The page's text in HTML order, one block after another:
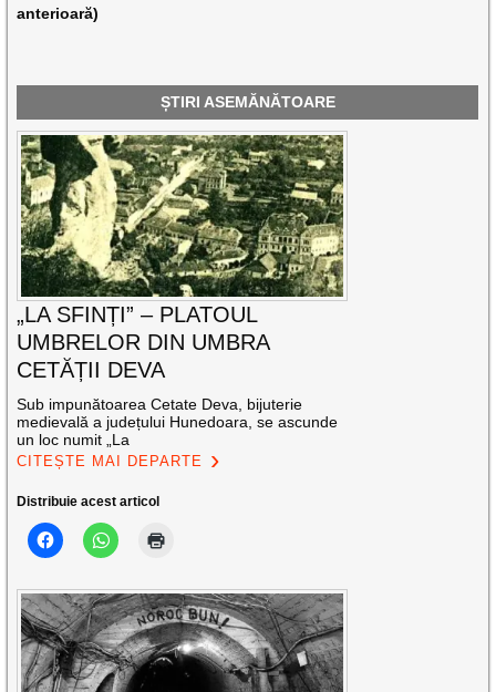
anterioară)
ȘTIRI ASEMĂNĂTOARE
„LA SFINȚI” – PLATOUL
UMBRELOR DIN UMBRA
CETĂȚII DEVA
Sub impunătoarea Cetate Deva, bijuterie
medievală a județului Hunedoara, se ascunde
un loc numit „La
CITEȘTE MAI DEPARTE
Distribuie acest articol